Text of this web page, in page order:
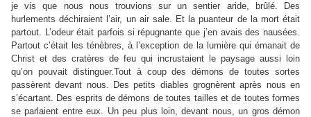
je vis que nous nous trouvions sur un sentier aride, brûlé. Des
hurlements déchiraient l’air, un air sale. Et la puanteur de la mort était
partout. L’odeur était parfois si répugnante que j’en avais des nausées.
Partout c’était les ténèbres, à l’exception de la lumière qui émanait de
Christ et des cratères de feu qui incrustaient le paysage aussi loin
qu’on pouvait distinguer.Tout à coup des démons de toutes sortes
passèrent devant nous. Des petits diables grognèrent après nous en
s’écartant. Des esprits de démons de toutes tailles et de toutes formes
se parlaient entre eux. Un peu plus loin, devant nous, un gros démon